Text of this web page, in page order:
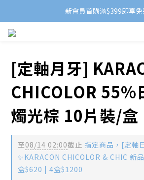
新會員首購滿$399即享免
[定軸月牙]
CHICOLOR 55%
燭光棕 10片裝/盒
至08/14 02:00截止 指定商品，[定軸
✨KARACON CHICOLOR & CHIC 新
盒$620 | 4盒$1200